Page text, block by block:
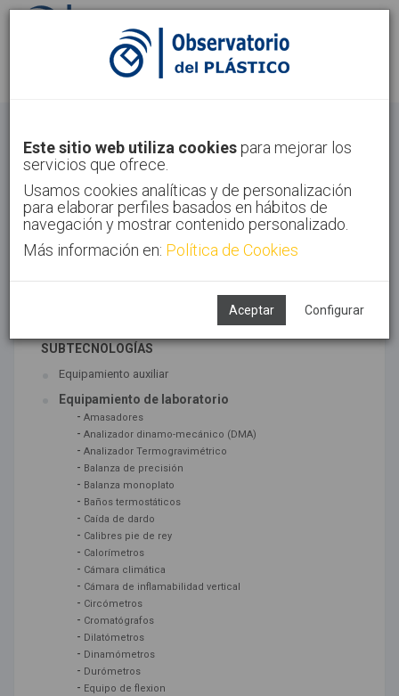
Identifícate Regístrate
Inicio Sectores Otros
Este sitio web utiliza cookies para mejorar los
servicios que ofrece.
Usamos cookies analíticas y de personalización
para elaborar perfiles basados en hábitos de
navegación y mostrar contenido personalizado.
Más información en: Política de Cookies
Aceptar Configurar
TECNOLOGÍAS ASOCIADAS
SUBTECNOLOGÍAS
Equipamiento auxiliar
Equipamiento de laboratorio
- Amasadores
- Analizador dinamo-mecánico (DMA)
- Analizador Termogravimétrico
- Balanza de precisión
- Balanza monoplato
- Baños termostáticos
- Caída de dardo
- Calibres pie de rey
- Calorímetros
- Cámara climática
- Cámara de inflamabilidad vertical
- Circómetros
- Cromatógrafos
- Dilatómetros
- Dinamómetros
- Durómetros
- Equipo de flexion